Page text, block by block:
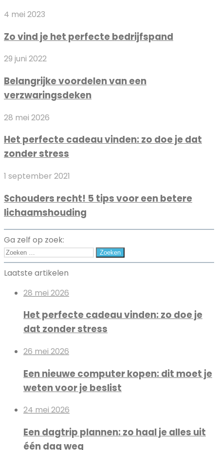
voor
heren?
PC
bouwen
experts
Zo
je
perfecte
bedrijfspand
4 mei 2023
Zo vind je het perfecte bedrijfspand
Belangrijke
van
een
29 juni 2022
Belangrijke voordelen van een
verzwaringsdeken
Het
cadeau
vinden:
doe
dat
zonder
stress
28 mei 2026
Het perfecte cadeau vinden: zo doe je dat
zonder stress
Schouders
5
tips
een
betere
lichaamshouding
1 september 2021
Schouders recht! 5 tips voor een betere
lichaamshouding
Ga zelf op zoek:
Zoeken
naar:
Laatste artikelen
28 mei 2026
Het perfecte cadeau vinden: zo doe je
dat zonder stress
26 mei 2026
Een nieuwe computer kopen: dit moet je
weten voor je beslist
24 mei 2026
Een dagtrip plannen: zo haal je alles uit
één dag weg